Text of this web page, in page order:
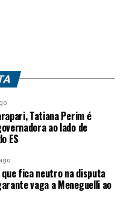
Tatiana Perim é
ao lado de
ES
que fica neutro na disputa
vaga a Meneguelli ao